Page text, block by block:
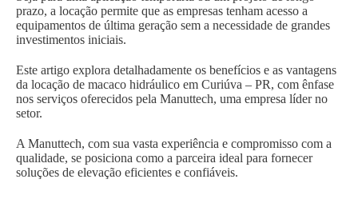
prazo, a locação permite que as empresas tenham acesso a
equipamentos de última geração sem a necessidade de grandes
investimentos iniciais.
Este artigo explora detalhadamente os benefícios e as vantagens
da locação de macaco hidráulico em Curiúva – PR, com ênfase
nos serviços oferecidos pela Manuttech, uma empresa líder no
setor.
A Manuttech, com sua vasta experiência e compromisso com a
qualidade, se posiciona como a parceira ideal para fornecer
soluções de elevação eficientes e confiáveis.